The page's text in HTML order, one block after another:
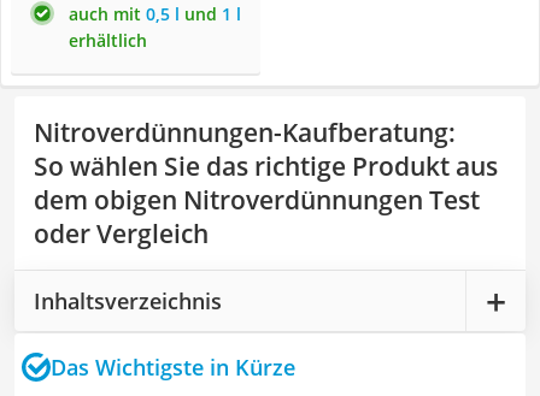
auch mit 0,5 l und 1 l
erhältlich
Nitroverdünnungen-Kaufberatung:
So wählen Sie das richtige Produkt aus
dem obigen Nitroverdünnungen Test
oder Vergleich
Inhaltsverzeichnis
Das Wichtigste in Kürze